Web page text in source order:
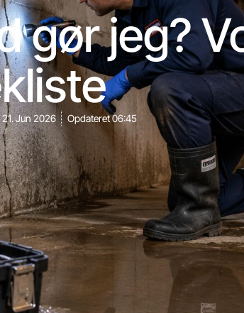
gør jeg?
Jun 2026 Opdateret06:45